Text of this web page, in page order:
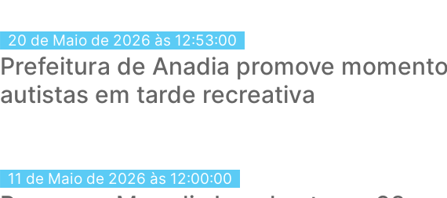
20 de Maio de 2026 às 12:53:00
Prefeitura de Anadia promove
autistas em tarde recreativa
11 de Maio de 2026 às 12:00:00